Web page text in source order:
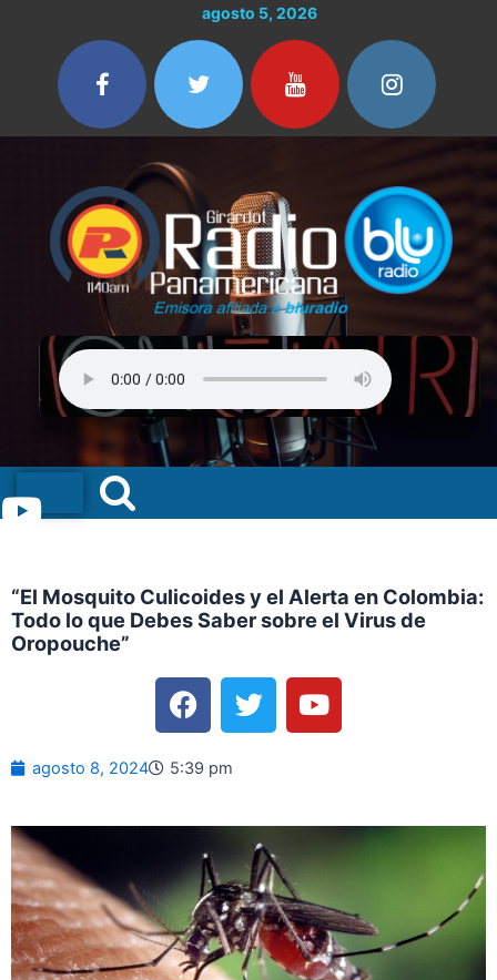
contenido
agosto 5, 2026
Menu
“El Mosquito Culicoides y el Alerta en Colombia:
Todo lo que Debes Saber sobre el Virus de
Oropouche”
F
a
c
e
k
T
w
i
r
Y
o
u
e
agosto 8, 2024 5:39 pm